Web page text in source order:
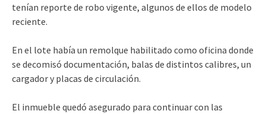
tenían reporte de robo vigente, algunos de ellos de modelo
reciente.
En el lote había un remolque habilitado como oficina donde
se decomisó documentación, balas de distintos calibres, un
cargador y placas de circulación.
El inmueble quedó asegurado para continuar con las